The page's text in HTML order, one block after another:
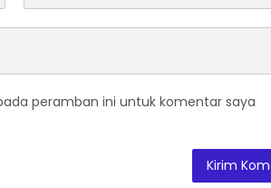
peramban ini untuk komentar saya